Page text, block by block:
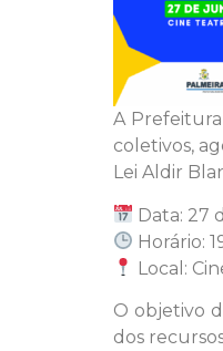
A
coletivos,
Lei Aldir
Data: 27
Horário:
Local:
O objetivo
dos